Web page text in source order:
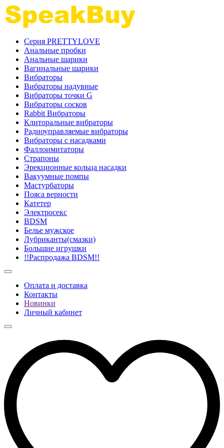
Серия PRETTYLOVE
Анальные пробки
Анальные шарики
Вагинальные шарики
Вибраторы
Вибраторы надувные
Вибраторы точки G
Вибраторы сосков
Rabbit Вибраторы
Клиторальные вибраторы
Радиоуправляемые вибраторы
Вибраторы с насадками
Фаллоимитаторы
Страпоны
Эрекционные кольца насадки
Вакуумные помпы
Мастурбаторы
Пояса верности
Катетер
Электросекс
BDSM
Белье мужское
Лубриканты(смазки)
Большие игрушки
!!Распродажа BDSM!!
Оплата и доставка
Контакты
Новинки
Личный кабинет